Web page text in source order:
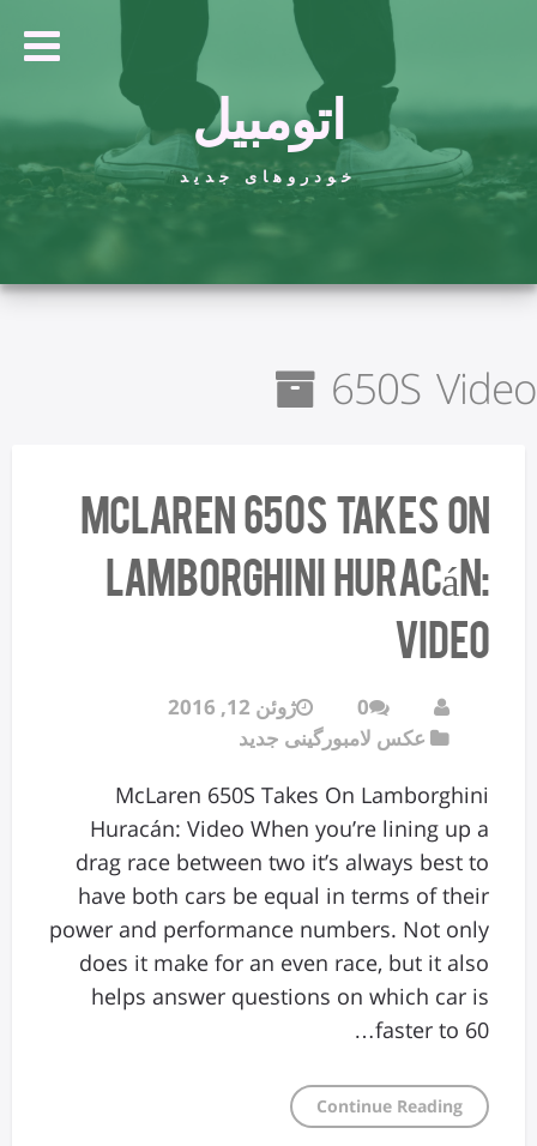
اتومبیل
خودروهای جدید
650S Video
McLaren 650S Takes On
Lamborghini Huracán:
Video
0
ژوئن 12, 2016
عکس لامبورگینی جدید
McLaren 650S Takes On Lamborghini
Huracán: Video When you’re lining up a
drag race between two it’s always best to
have both cars be equal in terms of their
power and performance numbers. Not only
does it make for an even race, but it also
helps answer questions on which car is
faster to 60…
Continue Reading